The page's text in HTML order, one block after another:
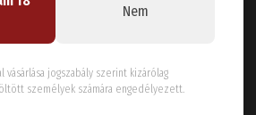
Nem
vásárlása jogszabály szerint kizárólag
személyek számára engedélyezett.